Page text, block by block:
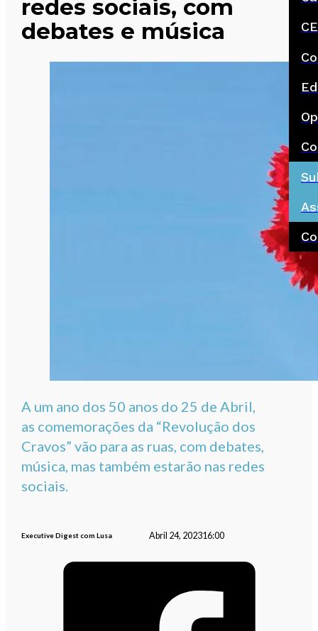
redes sociais, com
debates e música
A um ano dos 50 anos do 25 de Abril,
as comemorações da “Revolução dos
Cravos” vão para as ruas, com debates,
música, mas também estarão nas redes
sociais.
Executive Digest com Lusa Abril 24, 202316:00